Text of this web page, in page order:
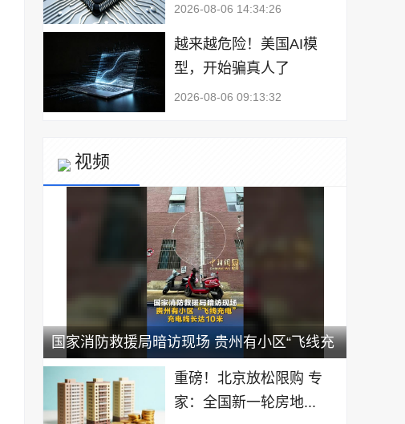
2026-08-06 14:34:26
越来越危险！美国AI模
型，开始骗真人了
2026-08-06 09:13:32
视频
国家消防救援局暗访现场 贵州有小区“飞线充
电” 充电线长达10米重磅！北京放松限购 专
家：全国新一轮房地...